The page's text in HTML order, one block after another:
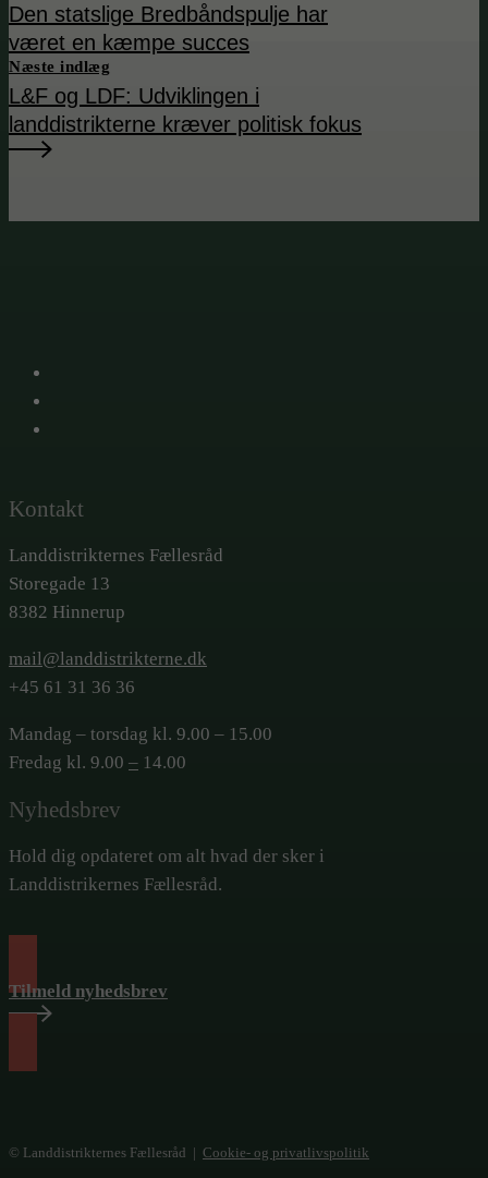
Den statslige Bredbåndspulje har
været en kæmpe succes
Næste indlæg
L&F og LDF: Udviklingen i
landdistrikterne kræver politisk fokus
Kontakt
Landdistrikternes Fællesråd
Storegade 13
8382 Hinnerup
mail@landdistrikterne.dk
+45 61 31 36 36
Mandag – torsdag kl. 9.00 – 15.00
Fredag kl. 9.00 – 14.00
Nyhedsbrev
Hold dig opdateret om alt hvad der sker i
Landdistrikernes Fællesråd.
Tilmeld nyhedsbrev
© Landdistrikternes Fællesråd | Cookie- og privatlivspolitik